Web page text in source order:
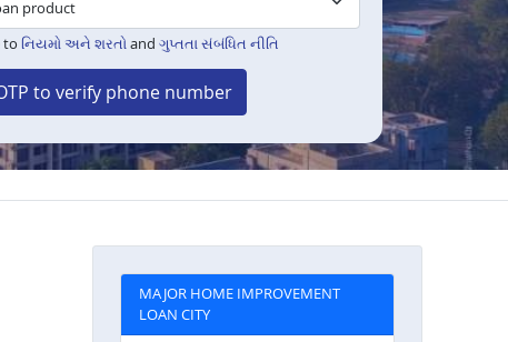
to નિયમો અને શરતો and ગુપ્તતા સંબંધિત નીતિ
to verify phone number
MAJOR HOME IMPROVEMENT
LOAN CITY